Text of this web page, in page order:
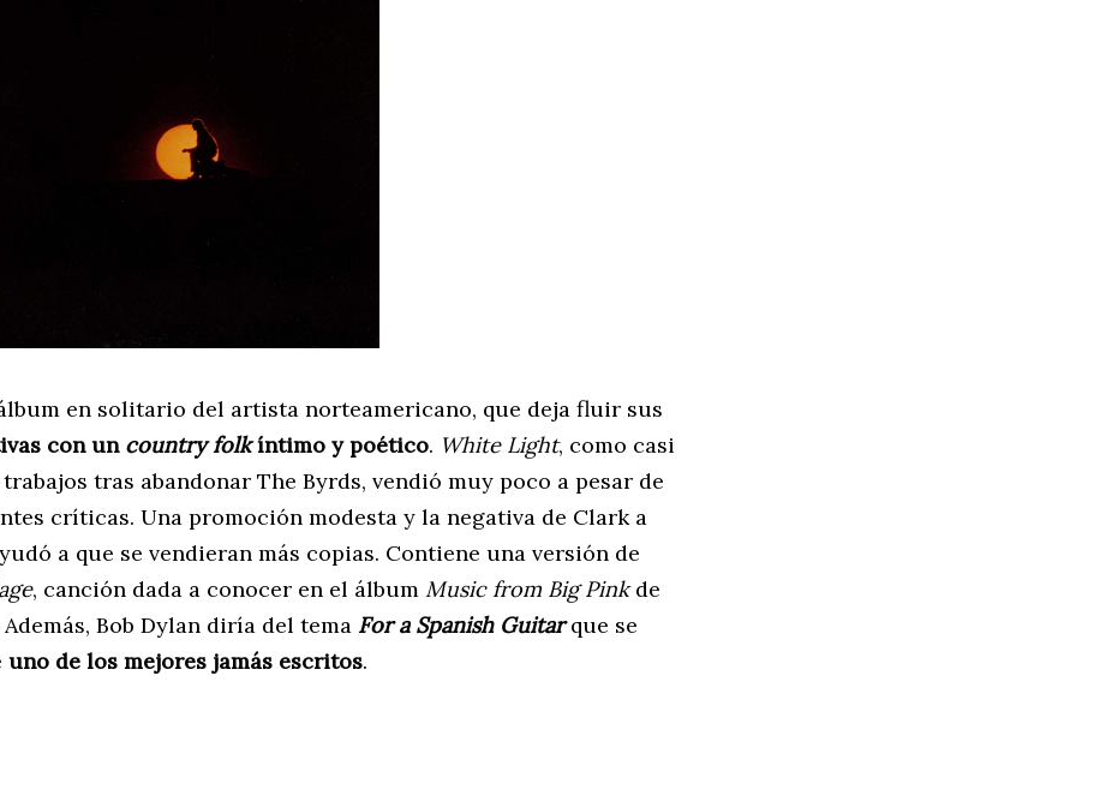
en solitario del artista norteamericano, que deja fluir sus
con un country folkíntimo y poético. White Light, como casi
tras abandonar The Byrds, vendió muy poco a pesar de
críticas. Una promoción modesta y la negativa de Clark a
a que se vendieran más copias. Contiene una versión de
, canción dada a conocer en el álbum Music from Big Pinkde
Además, Bob Dylan diría del tema For a Spanish Guitar que se
uno de los mejores jamás escritos.